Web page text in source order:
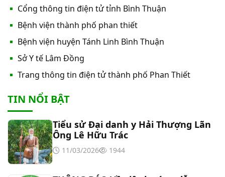
Thư mời báo giá về việc cung cấp dịch vụ “Bảo
hiểm cháy, nổ bắt buộc năm 2026"
Thư mời báo giá về việc cung cấp hàng hóa
“Bóng đèn đo quang phổ máy xét nghiệm sinh
hóa Erba XL-200 (LAMP-ASSY)
Thư mời báo giá về việc cung cấp “Dịch vụ tháo
dỡ, di dời và lắp đặt máy X-Quang thường quy và
kỹ thuật số”
Thư mời báo giá về Màn hình led phòng họp
Thư mời báo giá về việc vệ sinh máy lạnh các
khoa/phòng trong bệnh viện
Cổng thông tin điện tử tỉnh Bình Thuận
Bệnh viện thành phố phan thiết
Bệnh viện huyện Tánh Linh Bình Thuận
Sở Y tế Lâm Đồng
Trang thông tin điện tử thành phố Phan Thiết
TIN NỔI BẬT
Tiểu sử Đại danh y Hải Thượng Lãn
Ông Lê Hữu Trác
11/03/2026 1944